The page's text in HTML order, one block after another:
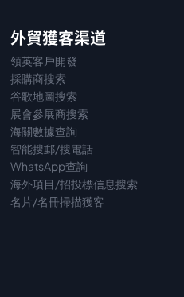
外貿獲客渠道
領英客戶開發
採購商搜索
谷歌地圖搜索
展會參展商搜索
海關數據查詢
智能搜郵/搜電話
WhatsApp查詢
海外項目/招投標信息搜索
名片/名冊掃描獲客